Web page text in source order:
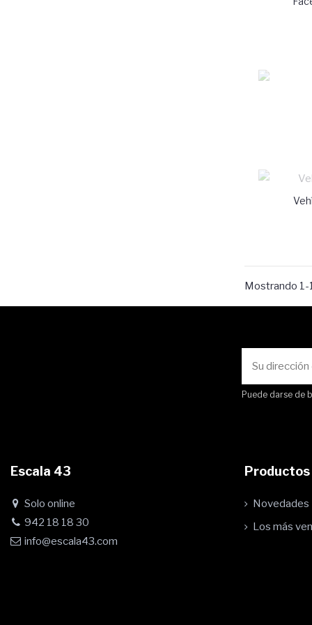
Mostrando 1-
Puede darse de
Escala 43
Solo online
942 18 18 30
info@escala43.com
Productos
Novedades
Los más